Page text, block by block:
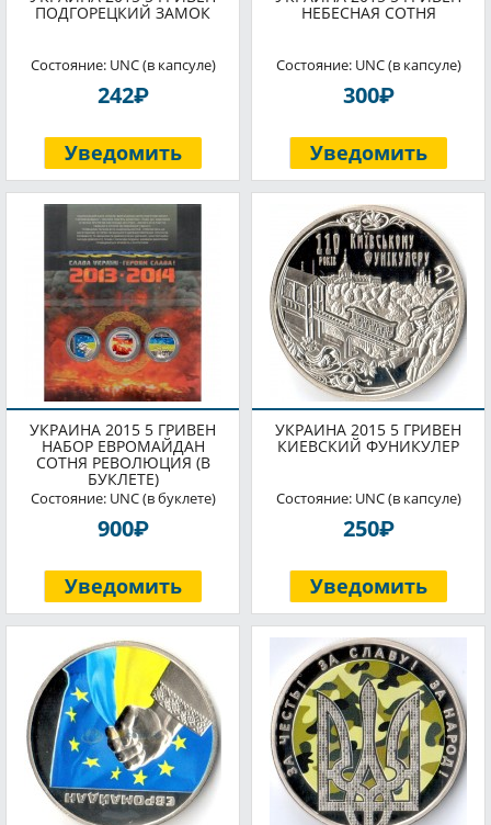
ПОДГОРЕЦКИЙ ЗАМОК
Состояние: UNC (в капсуле)
242P
Уведомить
НЕБЕСНАЯ СОТНЯ
Состояние: UNC (в капсуле)
300P
Уведомить
УКРАИНА 2015 5 ГРИВЕН
НАБОР ЕВРОМАЙДАН
СОТНЯ РЕВОЛЮЦИЯ (В
БУКЛЕТЕ)
Состояние: UNC (в буклете)
900P
Уведомить
УКРАИНА 2015 5 ГРИВЕН
КИЕВСКИЙ ФУНИКУЛЕР
Состояние: UNC (в капсуле)
250P
Уведомить